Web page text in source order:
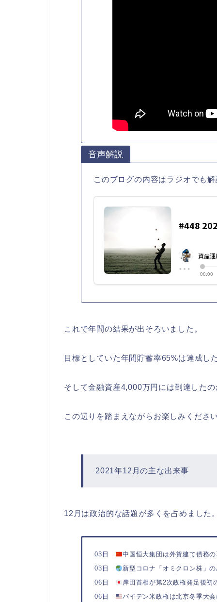
音声解説
このブログの内容はラジオでも
これで年間の結果が出そろいました。
目標としていた年間貯蓄率65%は達成し
そして金融資産4,000万円には到達したの
この辺りを踏まえながらお楽しみくださ
2021年12月の主な出来事
12月は政治的な話題が多くを占めました
03日
中国恒大集団は外貨建て債務
03日
新型コロナ「オミクロン株」
06日
岸田首相が第2次政権発足後初
06日
バイデン米政権は北京冬季大